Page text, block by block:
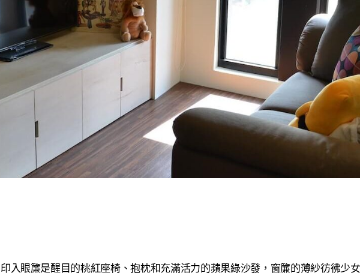
印入眼簾是醒目的桃紅座椅、抱枕和充滿活力的蘋果綠沙發，窗簾的薄紗彷彿少